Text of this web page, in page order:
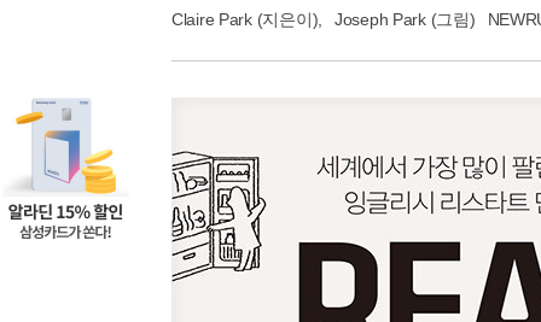
Claire Park(지은이), Joseph Park(그림)